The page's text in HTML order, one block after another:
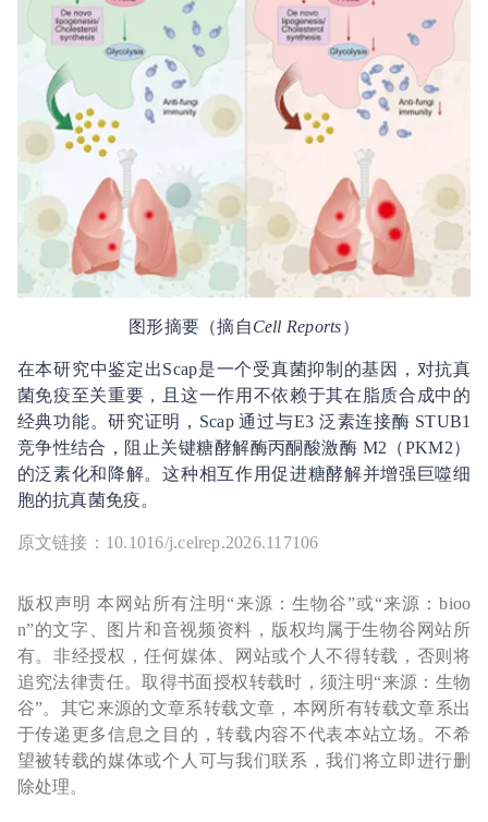
图形摘要（摘自Cell Reports）
在本研究中鉴定出Scap是一个受真菌抑制的基因，对抗真
菌免疫至关重要，且这一作用不依赖于其在脂质合成中的
经典功能。研究证明，Scap 通过与E3 泛素连接酶 STUB1
竞争性结合，阻止关键糖酵解酶丙酮酸激酶 M2（PKM2）
的泛素化和降解。这种相互作用促进糖酵解并增强巨噬细
胞的抗真菌免疫。
原文链接：10.1016/j.celrep.2026.117106
版权声明 本网站所有注明“来源：生物谷”或“来源：bioo
n”的文字、图片和音视频资料，版权均属于生物谷网站所
有。非经授权，任何媒体、网站或个人不得转载，否则将
追究法律责任。取得书面授权转载时，须注明“来源：生物
谷”。其它来源的文章系转载文章，本网所有转载文章系出
于传递更多信息之目的，转载内容不代表本站立场。不希
望被转载的媒体或个人可与我们联系，我们将立即进行删
除处理。